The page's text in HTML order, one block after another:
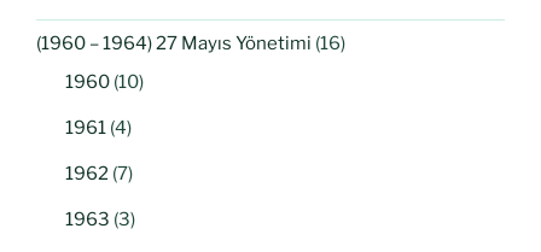
(1960 – 1964) 27 Mayıs Yönetimi (16)
1960 (10)
1961 (4)
1962 (7)
1963 (3)